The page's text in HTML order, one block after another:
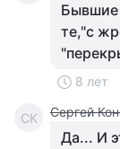
те,"с
8 лет
СК Сергей
Да... И